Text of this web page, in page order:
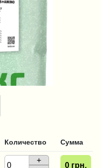
Количество Сумма
+
0 грн.